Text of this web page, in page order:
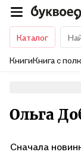
Каталог
КнигиКнига с
Ольга
Сначала